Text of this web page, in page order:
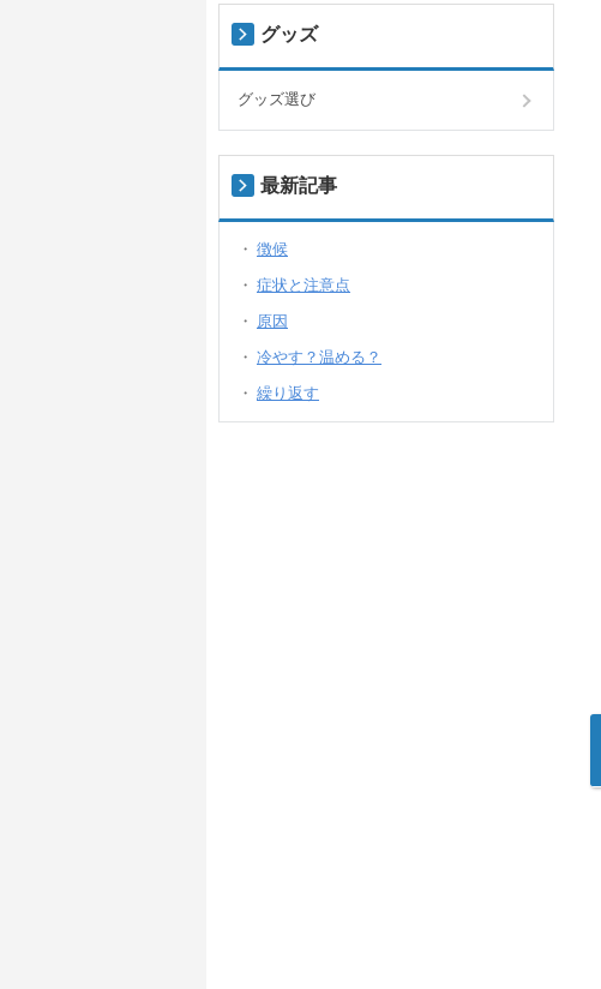
グッズ
グッズ選び
最新記事
徴候
症状と注意点
原因
冷やす？温める？
繰り返す